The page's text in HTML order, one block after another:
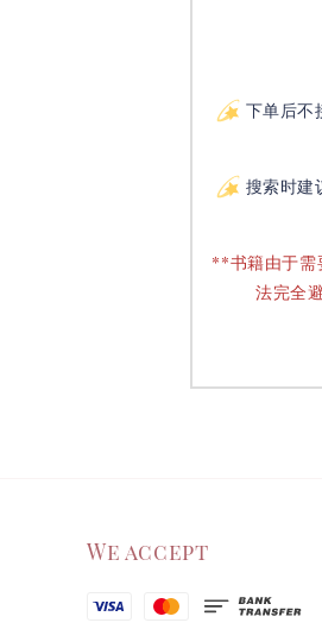
下单后不
搜索时建
**书籍由于需
法完全
We accept